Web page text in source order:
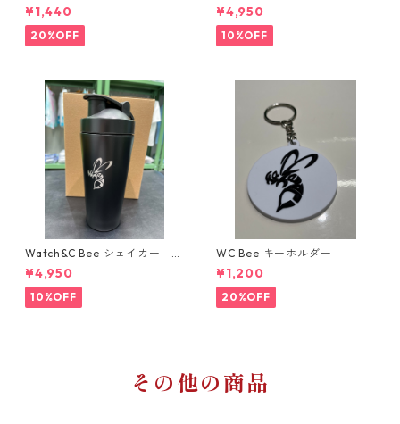
¥1,440
20%OFF
Web限定10個‼️
¥4,950
10%OFF
Watch&C Bee シェイカー W
eb限定10点‼️
¥4,950
10%OFF
WC Bee キーホルダー
¥1,200
20%OFF
その他の商品